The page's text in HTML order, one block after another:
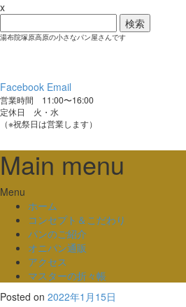
x
索:
湯布院塚原高原の小さなパン屋さんです
Facebook Email
営業時間 11:00〜16:00
定休日 火・水
（※祝祭日は営業します）
Main menu
Skip
content
Menu
ホーム
コンセプト＆こだわり
パンのご紹介
オニパン通販
アクセス
マスターの折々帳
Posted on 2022年1月15日